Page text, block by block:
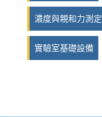
濃度與親和力測定
實驗室基礎設備